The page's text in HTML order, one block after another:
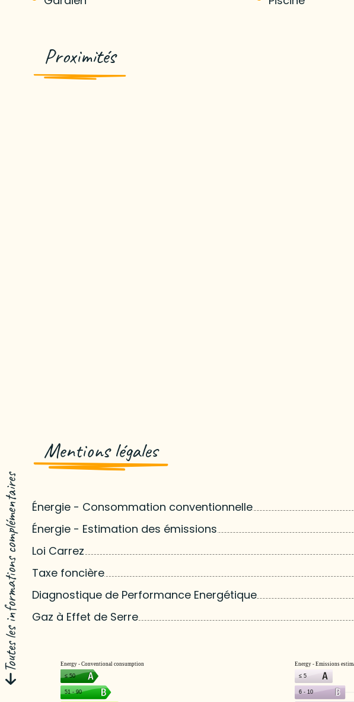
Toutes les informations complémentaires
Proximités
Mentions légales
Énergie - Consommation conventionnelle
Énergie - Estimation des émissions
Loi Carrez
Taxe foncière
Diagnostique de Performance Energétique
Gaz à Effet de Serre